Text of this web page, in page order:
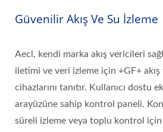
Güvenilir Akış Ve Su İzleme
Aecl, kendi marka akış vericileri
iletimi ve veri izleme için +GF+ akış
cihazlarını tanıtır. Kullanıcı dostu
arayüzüne sahip kontrol paneli.
süreli izleme veya toplu kontrol